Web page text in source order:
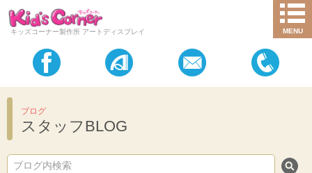
キッズコーナー製作所 アートディスプレイ MENU
ブログ
スタッフBLOG